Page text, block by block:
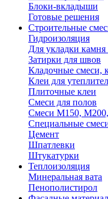
Блоки-вкладыши
Готовые решения
Строительные
Гидроизоляция
Для укладки камня
Затирки для швов
Кладочные смеси,
Клеи для
Плиточные клеи
Смеси для полов
Смеси М150,
Специальные
Цемент
Шпатлевки
Штукатурки
Теплоизоляция
Минеральная вата
Пенополистирол